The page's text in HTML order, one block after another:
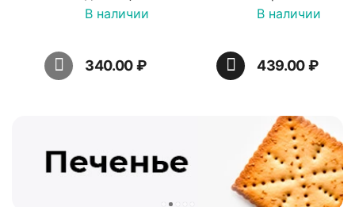
340.00 ₽
16 шт по 36 г ТМ Яшкино
439.00 ₽